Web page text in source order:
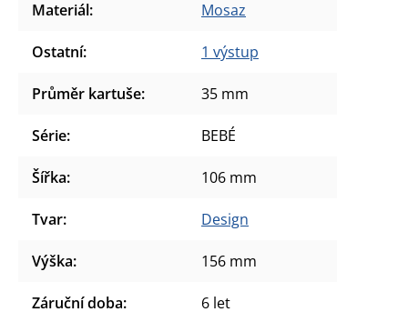
Materiál: Mosaz
Ostatní: 1 výstup
Průměr kartuše: 35 mm
Série: BEBÉ
Šířka: 106 mm
Tvar: Design
Výška: 156 mm
Záruční doba: 6 let